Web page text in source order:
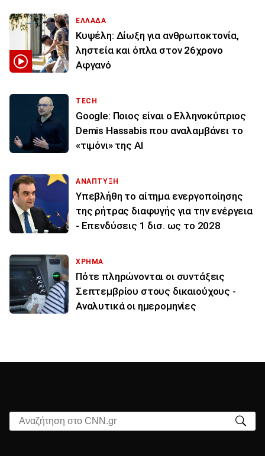
ΕΛΛΑΔΑ
Κυψέλη: Δίωξη για ανθρωποκτονία,
ληστεία και όπλα στον 26χρονο
Αφγανό
TECH
Google: Ποιος είναι ο Ελληνοκύπριος
Demis Hassabis που αναλαμβάνει το
«τιμόνι» της ΑΙ
ΑΝΑΠΤΥΞΗ
Υπεβλήθη το αίτημα ενεργοποίησης
της ρήτρας διαφυγής για την ενέργεια
- Επενδύσεις 1 δισ. ως το 2028
ΧΡΗΜΑ
Πότε πληρώνονται οι συντάξεις
Σεπτεμβρίου στους δικαιούχους -
Αναλυτικά οι ημερομηνίες
Αναζήτηση στο CNN.gr